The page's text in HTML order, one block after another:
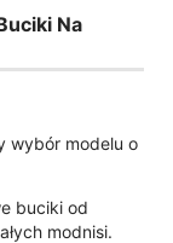
Na
wybór modelu o
buciki od
modnisi.